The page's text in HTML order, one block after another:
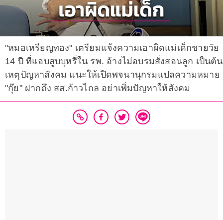
"หมอเหรียญทอง" เตรียมแจ้งความเอาผิดแม่เด็กชายวัย
14 ปี ที่แอบสูบบุหรี่ใน รพ. อ้างไม่อบรมสั่งสอนลูก เป็นต้น
เหตุปัญหาสังคม แนะให้เปิดพจนานุกรมแปลความหมาย
"กุ๊ย" ฝากถึง สส.ก้าวไกล อย่าเพิ่มปัญหาให้สังคม